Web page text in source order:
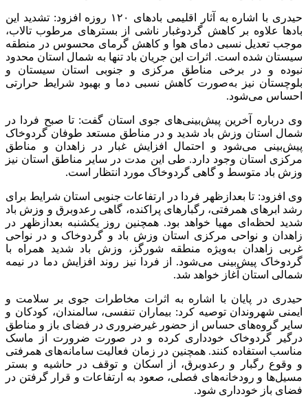
حیدری با اشاره به آثار اقلیمی باد‌های ۱۲۰ روزه افزود: تشدید این
باد‌ها علاوه بر کاهش گردوغبار ناشی از بستر‌های مرطوب تالاب،
موجب تعدیل نسبی دمای هوا و کاهش گرمای محسوس در منطقه
سیستان شده است. اثرات این جریان باد تنها به شمال استان محدود
نبوده و در برخی مناطق مرکزی و جنوبی استان سیستان و
بلوچستان نیز به‌صورت کاهش نسبی دما و بهبود شرایط حرارتی
احساس می‌شود.
وی درباره آخرین پیش‌بینی‌های جوی استان گفت: تا صبح فردا در
شمال استان وزش باد شدید و در مناطق مستعد طوفان گردوخاک
پیش‌بینی می‌شود و احتمال افزایش غبار در زاهدان و مناطق
مرکزی استان وجود دارد. طی این مدت در سایر مناطق استان نیز
وزش باد متوسط و گاهی گردوخاک مورد انتظار است.
وی افزود: تا بعدازظهر فردا در ارتفاعات جنوبی استان شرایط برای
رشد ابر‌های همرفتی، رگبار‌های پراکنده، گاهی رعدوبرق و وزش باد
شدید لحظه‌ای مهیا خواهد بود. همچنین روز یکشنبه بعدازظهر در
زاهدان و نواحی مرکزی استان وزش باد و گردوخاک و در نواحی
غربی زاهدان به‌ویژه منطقه شورگز، وزش باد شدید همراه با
گردوخاک پیش‌بینی می‌شود. از فردا نیز روند افزایش دما در نیمه
شمالی استان آغاز خواهد شد.
حیدری در پایان با اشاره به اثرات مخاطرات جوی بر سلامت و
ایمنی شهروندان توصیه کرد: بیماران تنفسی، سالمندان، کودکان و
سایر گروه‌های حساس از حضور غیرضروری در فضای باز و مناطق
درگیر گردوخاک خودداری کرده و در صورت ضرورت از ماسک
مناسب استفاده کنند. همچنین در زمان فعالیت سامانه‌های همرفتی
و وقوع رگبار و رعدوبرق، از اسکان و توقف در حاشیه و بستر
مسیل‌ها و رودخانه‌های فصلی، صعود به ارتفاعات و قرار گرفتن در
فضای باز خودداری شود.